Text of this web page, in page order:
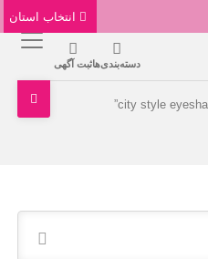
دسته‌بندی‌هاثبت آگهی